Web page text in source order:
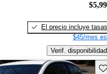
El precio incluye tasas
$45/mes
Verif. disponibilidad